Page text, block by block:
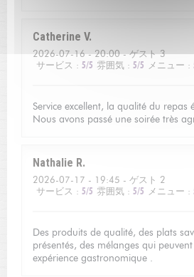
Catherine V
2026-07-16- 20:00 - ゲスト 3
サービス : 5/5 雰囲気 : 5/5 メニュー :
Service excellent, la qualité du repas
Nous avons passé une soirée très
Nathalie R
2026-07-17 - 19:45 - ゲスト 2
サービス : 5/5 雰囲気 : 5/5 メニュー :
Des produits de qualité, des plats
présentés, des mélanges qui
expérience gastronomique .